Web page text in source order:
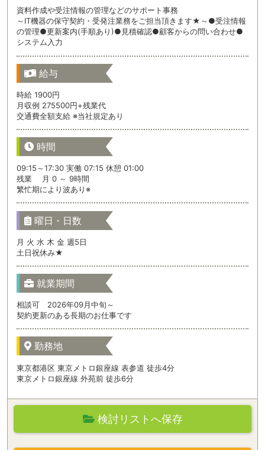
資料作成や受注情報の管理などのサポート事務
～IT機器の保守契約・受発注業務をご担当頂きます★～●受注情報
の管理●更新案内(手順あり)●見積確認●顧客からの問い合わせ●
システム入力
給与
時給 1900円
月収例 275500円+残業代
交通費全額支給 ※当社規定あり
時間
09:15～17:30 実働 07:15 休憩 01:00
残業 月 0 ～ 9時間
繁忙期により波あり※
曜日・日数
月 火 水 木 金 週5日
土日祝休み★
就業期間
相談可 2026年09月中旬～
契約更新のある長期のお仕事です
勤務地
東京都港区 東京メトロ銀座線 表参道 徒歩4分
東京メトロ銀座線 外苑前 徒歩6分
検討リストへ保存